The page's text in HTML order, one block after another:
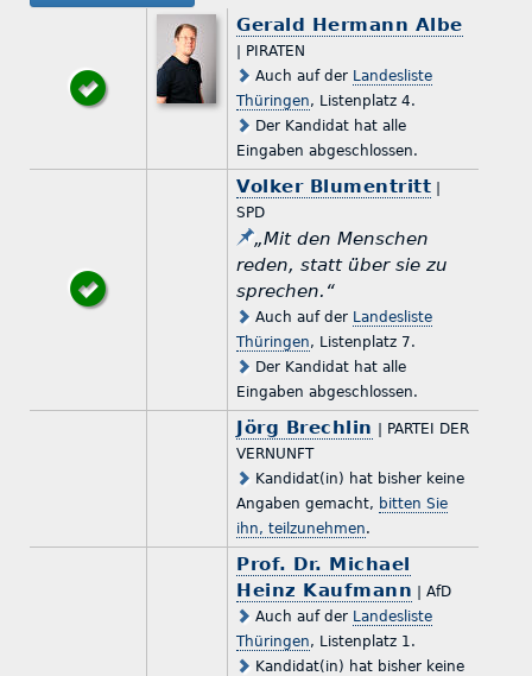
Gerald Hermann Albe
| PIRATEN
Auch auf der Landesliste
Thüringen, Listenplatz 4.
Der Kandidat hat alle
Eingaben abgeschlossen.
Volker Blumentritt |
SPD
„Mit den Menschen
reden, statt über sie zu
sprechen.“
Auch auf der Landesliste
Thüringen, Listenplatz 7.
Der Kandidat hat alle
Eingaben abgeschlossen.
Jörg Brechlin | PARTEI DER
VERNUNFT
Kandidat(in) hat bisher keine
Angaben gemacht, bitten Sie
ihn, teilzunehmen.
Prof. Dr. Michael
Heinz Kaufmann | AfD
Auch auf der Landesliste
Thüringen, Listenplatz 1.
Kandidat(in) hat bisher keine